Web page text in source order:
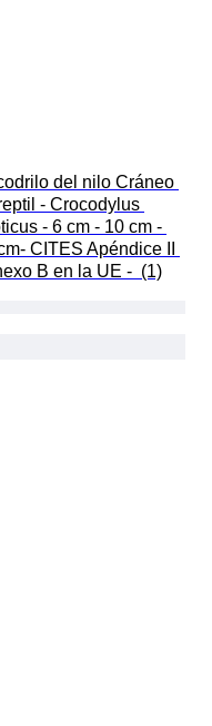
del nilo Cráneo
- Crocodylus
- 6 cm - 10 cm -
CITES Apéndice II
B en la UE -  (1)